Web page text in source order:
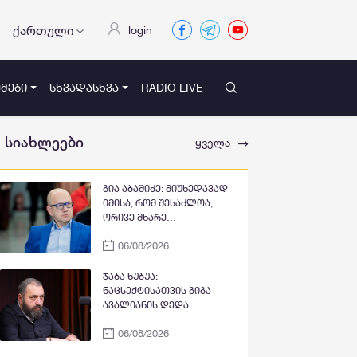
ქართული login
ᲡᲮᲕᲐᲓᲐᲡᲮᲕᲐ RADIO LIVE
სიახლეები ყველა
გია აბაშიძე: მიუხედავად
იმისა, რომ შესაძლოა,
ორივე მხარე
დაზარალებულად
პროვოცირებაში მთავარი
პასუხისმგებლობა,
როგორც ჩანს, ნია იმნაძეს
ოჯახის წევრების მიერ
06/08/2026
ჯაბა ხუბუა:
ნაცსექტისათვის გიგა
ავალიანის დედა
პოტენციური პოლიტიკური
06/08/2026